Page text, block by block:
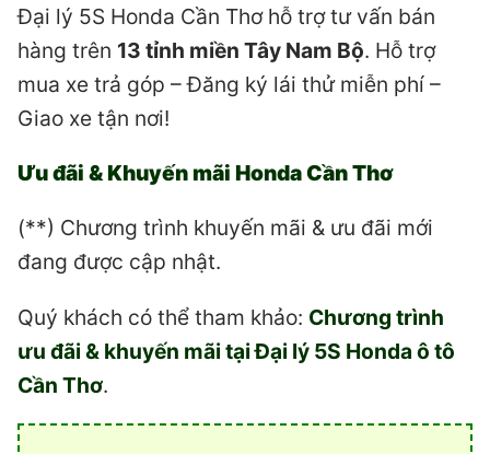
Đại lý 5S Honda Cần Thơ hỗ trợ tư vấn bán
hàng trên 13 tỉnh miền Tây Nam Bộ. Hỗ trợ
mua xe trả góp – Đăng ký lái thử miễn phí –
Giao xe tận nơi!
Ưu đãi & Khuyến mãi Honda Cần Thơ
(**) Chương trình khuyến mãi & ưu đãi mới
đang được cập nhật.
Quý khách có thể tham khảo: Chương trình
ưu đãi & khuyến mãi tại Đại lý 5S Honda ô tô
Cần Thơ.